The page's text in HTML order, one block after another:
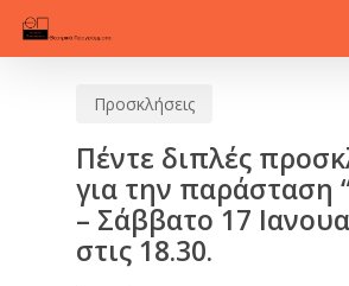
Skip
Προσκλήσεις
Πέντε διπλές
για την παράσταση
– Σάββατο 17
στις 18.30.